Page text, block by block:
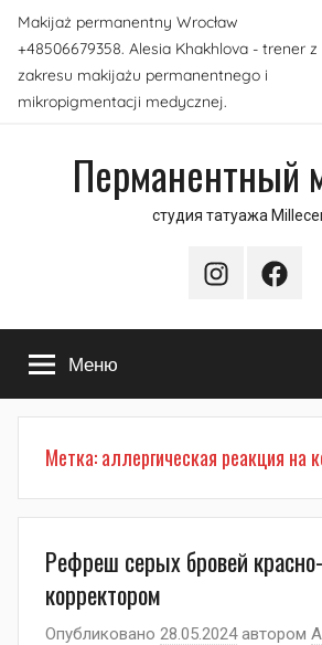
Перейти
содержимому
Makijaż permanentny Wrocław
+48506679358. Alesia Khakhlova - trener z
zakresu makijażu permanentnego i
mikropigmentacji medycznej.
Перманентный
студия татуажа
Instagram
Меню
Метка:аллергическая реакция на
Рефреш серых бровей
корректором
Опубликовано 28.05.2024автором